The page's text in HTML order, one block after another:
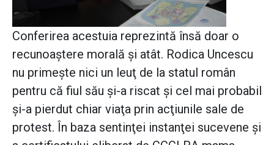
Conferirea acestuia reprezintă însă doar o
recunoaştere morală şi atât. Rodica Uncescu
nu primeşte nici un leuţ de la statul român
pentru că fiul său şi-a riscat şi cel mai probabil
şi-a pierdut chiar viaţa prin acţiunile sale de
protest. În baza sentinţei instanţei sucevene şi